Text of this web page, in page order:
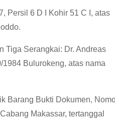
Persil 6 D I Kohir 51 C I, atas
Tiga Serangkai: Dr. Andreas
Bulurokeng, atas nama
Barang Bukti Dokumen,
Makassar, tertanggal